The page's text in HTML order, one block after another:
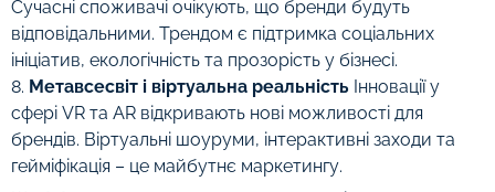
Сучасні споживачі очікують, що бренди будуть
відповідальними. Трендом є підтримка соціальних
ініціатив, екологічність та прозорість у бізнесі.
8. Метавсесвіт і віртуальна реальність Інновації у
сфері VR та AR відкривають нові можливості для
брендів. Віртуальні шоуруми, інтерактивні заходи та
гейміфікація – це майбутнє маркетингу.